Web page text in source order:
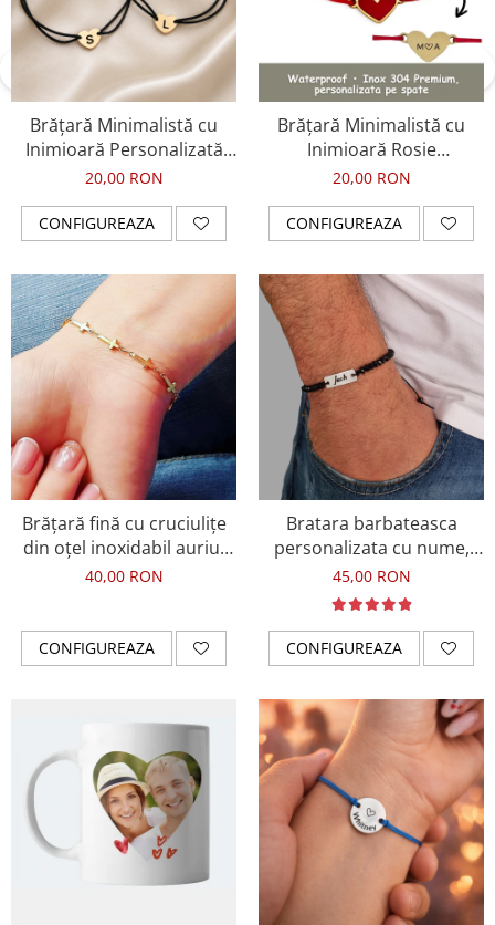
Brățară Minimalistă cu
Inimioară Personalizată
din Inox Auriu IP,
20,00 RON
CONFIGUREAZA
Brățară Minimalistă cu
Inimioară Rosie
Personalizată din Inox
20,00 RON
CONFIGUREAZA
Brățară fină cu cruciulițe
din oțel inoxidabil auriu,
waterproof
40,00 RON
CONFIGUREAZA
Bratara barbateasca
personalizata cu nume,
margele din cristal negre si
snur ajustabil
45,00 RON
CONFIGUREAZA